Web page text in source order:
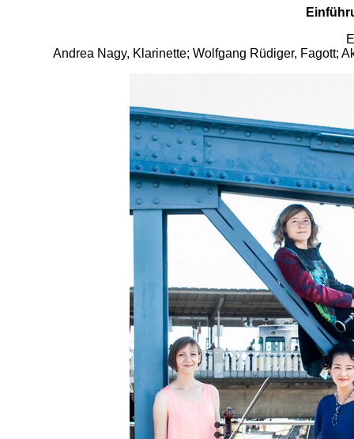
Andrea Nagy, Klarinette; Wolfgang Rüdiger, Fagott;